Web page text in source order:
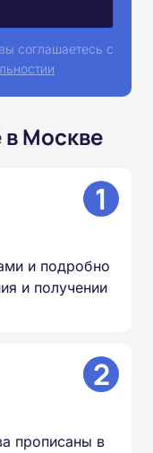
соглашаетесь с
в Москве
1
и подробно
и получении
2
прописаны в